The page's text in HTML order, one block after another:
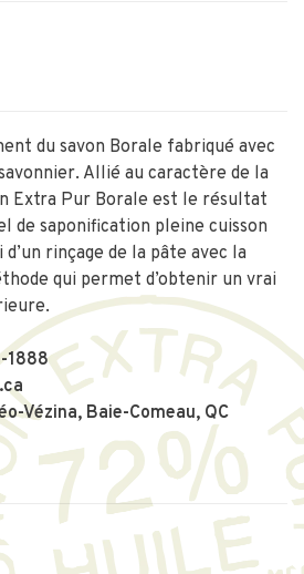
du savon Borale fabriqué avec
Allié au caractère de la
Extra Pur Borale est le résultat
de saponification pleine cuisson
rinçage de la pâte avec la
qui permet d’obtenir un vrai
1888
Vézina, Baie-Comeau, QC